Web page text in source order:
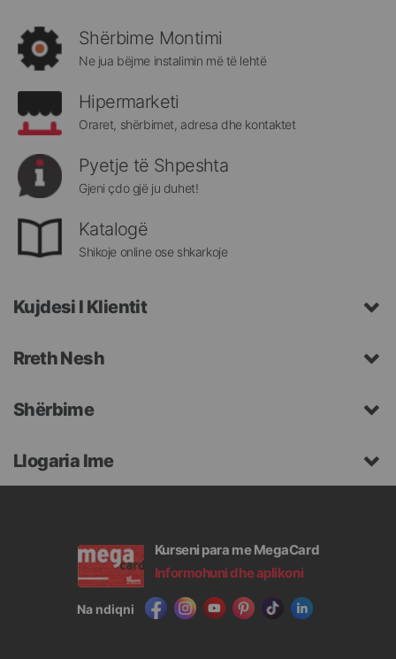
rreth
Megatek:
Shërbime Montimi
Ne jua bëjme instalimin më të lehtë
Hipermarketi
Oraret, shërbimet, adresa dhe kontaktet
Pyetje të Shpeshta
Gjeni çdo gjë ju duhet!
Katalogë
Shikoje online ose shkarkoje
Kujdesi I Klientit
Rreth Nesh
Shërbime
Llogaria Ime
Kurseni para me MegaCard
Informohuni dhe aplikoni
Na ndiqni